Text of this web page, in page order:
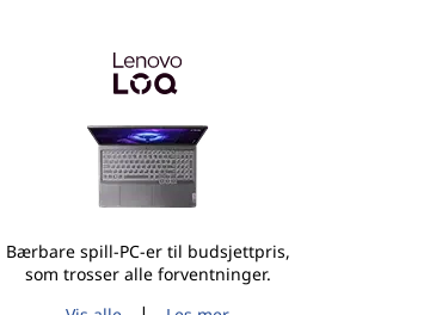
Bærbare spill-PC-er til budsjettpris,
som trosser alle forventninger.